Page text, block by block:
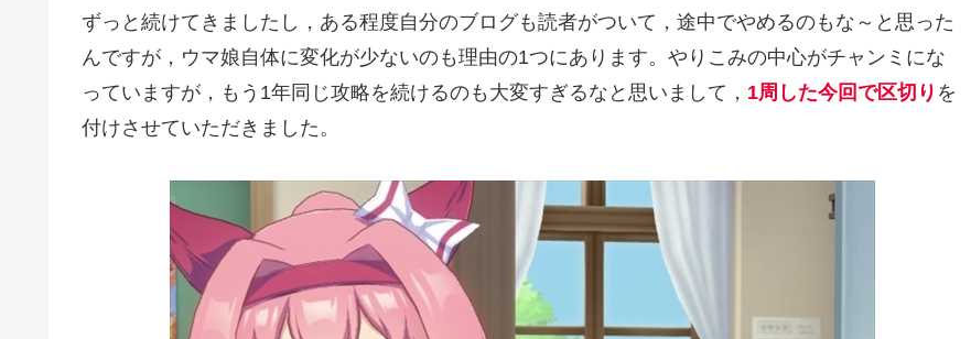
ずっと続けてきましたし，ある程度自分のブログも読者がついて，途中でやめるのもな～と思った
んですが，ウマ娘自体に変化が少ないのも理由の1つにあります。やりこみの中心がチャンミにな
っていますが，もう1年同じ攻略を続けるのも大変すぎるなと思いまして， 1周した今回で区切り を
付けさせていただきました。